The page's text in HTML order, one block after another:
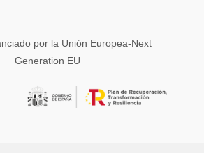
por la Unión Europea-Next
Generation EU